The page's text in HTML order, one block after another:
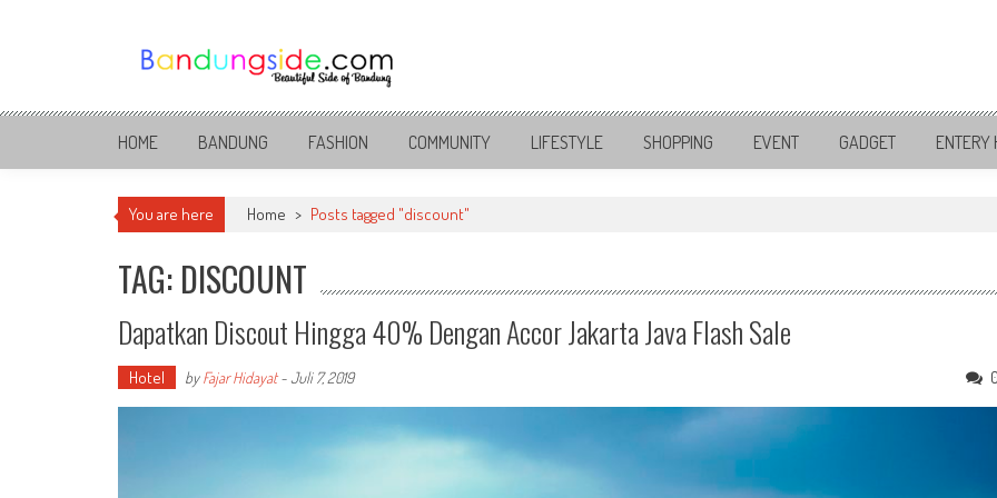
Bandung Side
Sisi Cantik Bandung
HOME BANDUNG FASHION COMMUNITY LIFESTYLE SHOPPING EVENT GADGET ENTERY
You are here Home > Posts tagged "discount"
TAG: DISCOUNT
Dapatkan Discout Hingga 40% Dengan Accor Jakarta Java Flash Sale
Hotel byFajar Hidayat-Juli 7, 2019 0